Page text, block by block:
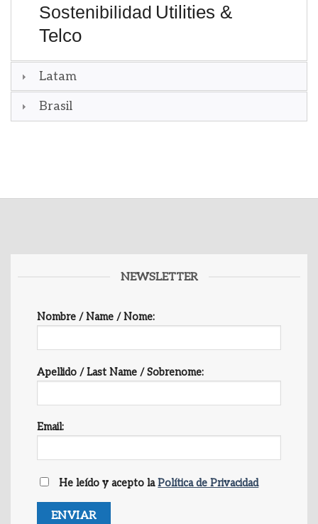
Sostenibilidad Utilities &
Telco
Latam
Brasil
NEWSLETTER
Nombre / Name / Nome:
Apellido / Last Name / Sobrenome:
Email:
He leído y acepto laPolítica de Privacidad